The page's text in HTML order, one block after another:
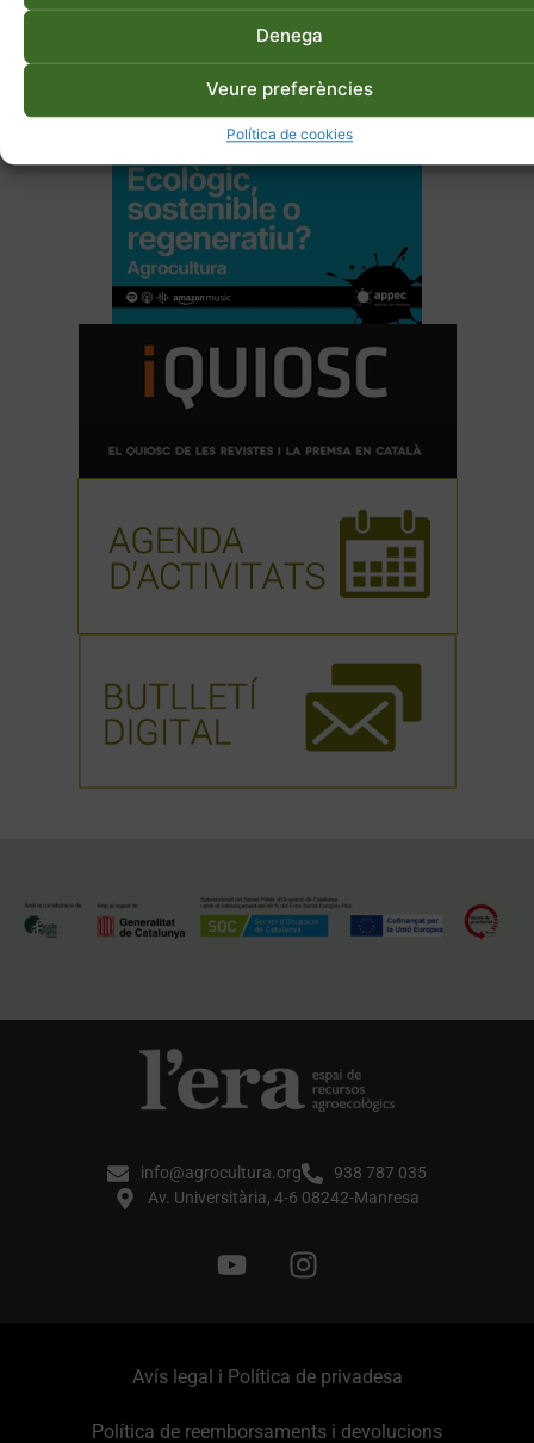
Denega
Veure preferències
Política de cookies
info@agrocultura.org
938 787 035
Av. Universitària, 4-6 08242-Manresa
Avís legal i Política de privadesa
Política de reemborsaments i devolucions